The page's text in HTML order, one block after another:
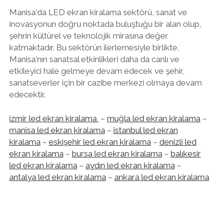
Manisa'da LED ekran kiralama sektörü, sanat ve
inovasyonun doğru noktada buluştuğu bir alan olup,
şehrin kültürel ve teknolojik mirasına değer
katmaktadır. Bu sektörün ilerlemesiyle birlikte,
Manisa'nın sanatsal etkinlikleri daha da canlı ve
etkileyici hale gelmeye devam edecek ve şehir,
sanatseverler için bir cazibe merkezi olmaya devam
edecektir.
izmir led ekran kiralama – muğla led ekran kiralama–
manisa led ekran kiralama– istanbul led ekran
kiralama– eskişehir led ekran kiralama– denizli led
ekran kiralama– bursa led ekran kiralama– balıkesir
led ekran kiralama– aydın led ekran kiralama–
antalya led ekran kiralama– ankara led ekran kiralama